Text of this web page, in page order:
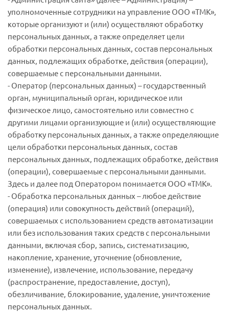
уполномоченные сотрудники на управление ООО «ТМК»,
которые организуют и (или) осуществляют обработку
персональных данных, а также определяет цели
обработки персональных данных, состав персональных
данных, подлежащих обработке, действия (операции),
совершаемые с персональными данными.
- Оператор (персональных данных) – государственный
орган, муниципальный орган, юридическое или
физическое лицо, самостоятельно или совместно с
другими лицами организующие и (или) осуществляющие
обработку персональных данных, а также определяющие
цели обработки персональных данных, состав
персональных данных, подлежащих обработке, действия
(операции), совершаемые с персональными данными.
Здесь и далее под Оператором понимается ООО «ТМК».
- Обработка персональных данных – любое действие
(операция) или совокупность действий (операций),
совершаемых с использованием средств автоматизации
или без использования таких средств с персональными
данными, включая сбор, запись, систематизацию,
накопление, хранение, уточнение (обновление,
изменение), извлечение, использование, передачу
(распространение, предоставление, доступ),
обезличивание, блокирование, удаление, уничтожение
персональных данных.